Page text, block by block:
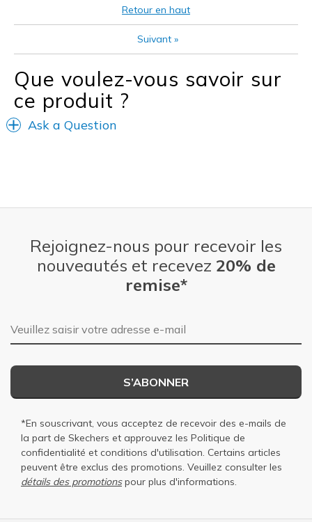
Casual Wear
Width
Feels true to width
Sizing
Feels true to size
Retour en haut
Suivant »
Que voulez-vous savoir sur
ce produit ?
Ask a Question
Rejoignez-nous pour recevoir les
nouveautés et recevez 20% de
remise*
Adresse e-mail
S’ABONNER
*En souscrivant, vous acceptez de recevoir des e-mails de
la part de Skechers et approuvez les Politique de
confidentialité et conditions d'utilisation. Certains articles
peuvent être exclus des promotions. Veuillez consulter les
détails des promotionspour plus d'informations.